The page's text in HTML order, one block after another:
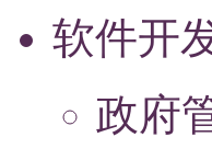
软件开
政府